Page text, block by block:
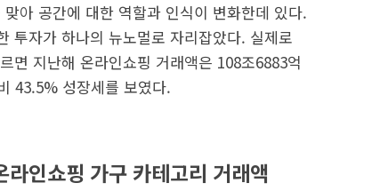
아 공간에 대한 역할과 인식이 변화한데 있다.
투자가 하나의 뉴노멀로 자리잡았다. 실제로
면 지난해 온라인쇼핑 거래액은 108조6883억
43.5% 성장세를 보였다.
인쇼핑 가구 카테고리 거래액